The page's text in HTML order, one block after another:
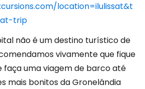
location=ilulissat&t
trip
não é um destino turístico de
vivamente que fique
faça uma viagem de barco até
mais bonitos da Gronelândia